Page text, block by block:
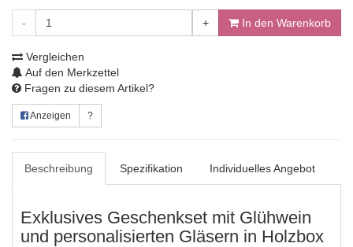
- + In den Warenkorb
Vergleichen
Auf den Merkzettel
Fragen zu diesem Artikel?
Anzeigen ?
Beschreibung Spezifikation Individuelles Angebot
Exklusives Geschenkset mit Glühwein
und personalisierten Gläsern in Holzbox